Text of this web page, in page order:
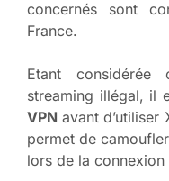
concernés sont
France.
Etant considérée
streaming illégal, il
VPN avant d’utiliser
permet de
lors de la connexion